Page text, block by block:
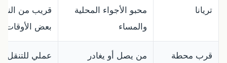
تريانا
محبو الأجواء المحلية
والمساء
قريب من
بعض الأوقات.
قرب محطة
من يصل أو يغادر
عملي للتنقل،